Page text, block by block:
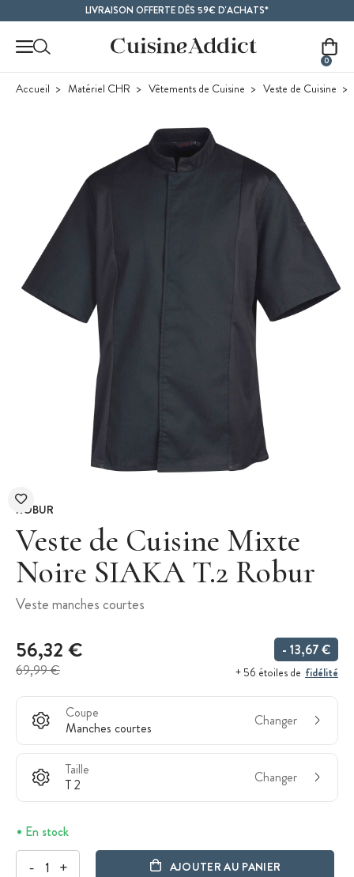
LIVRAISON OFFERTE DÈS 59€ D'ACHATS*
0
Accueil Matériel CHR Vêtements de Cuisine Veste de Cuisine
ROBUR
Veste de Cuisine Mixte
Noire SIAKA T.2 Robur
Veste manches courtes
56,32 €
69,99 €
- 13,67 €
+ 56 étoiles de fidélité
Coupe
Manches courtes
Changer
Taille
T 2
Changer
En stock
- + AJOUTER AU PANIER